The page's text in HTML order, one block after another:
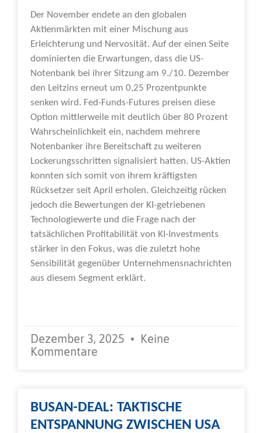
Der November endete an den globalen
Aktienmärkten mit einer Mischung aus
Erleichterung und Nervosität. Auf der einen Seite
dominierten die Erwartungen, dass die US-
Notenbank bei ihrer Sitzung am 9./10. Dezember
den Leitzins erneut um 0,25 Prozentpunkte
senken wird. Fed-Funds-Futures preisen diese
Option mittlerweile mit deutlich über 80 Prozent
Wahrscheinlichkeit ein, nachdem mehrere
Notenbanker ihre Bereitschaft zu weiteren
Lockerungsschritten signalisiert hatten. US-Aktien
konnten sich somit von ihrem kräftigsten
Rücksetzer seit April erholen. Gleichzeitig rücken
jedoch die Bewertungen der KI-getriebenen
Technologiewerte und die Frage nach der
tatsächlichen Profitabilität von KI-Investments
stärker in den Fokus, was die zuletzt hohe
Sensibilität gegenüber Unternehmensnachrichten
aus diesem Segment erklärt.
Dezember 3, 2025
Keine
Kommentare
BUSAN-DEAL: TAKTISCHE
ENTSPANNUNG ZWISCHEN USA